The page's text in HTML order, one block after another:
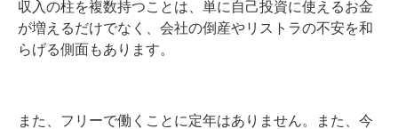
収入の柱を複数持つことは、単に自己投資に使えるお金
が増えるだけでなく、会社の倒産やリストラの不安を和
らげる側面もあります。
また、フリーで働くことに定年はありません。また、今